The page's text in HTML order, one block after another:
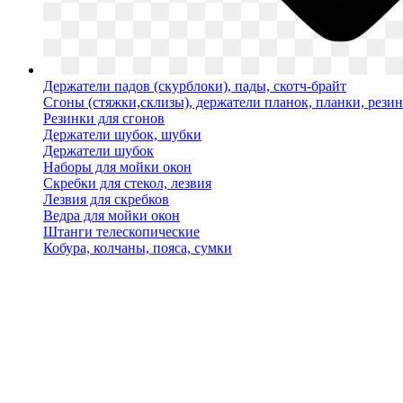
Держатели падов (скурблоки), пады, скотч-брайт
Сгоны (стяжки,склизы), держатели планок, планки,
Резинки для сгонов
Держатели шубок, шубки
Держатели шубок
Наборы для мойки окон
Скребки для стекол, лезвия
Лезвия для скребков
Ведра для мойки окон
Штанги телескопические
Кобура, колчаны, пояса, сумки